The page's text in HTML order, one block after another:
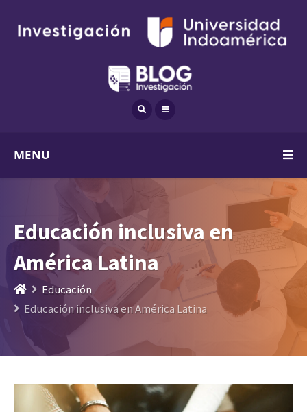
MENU
Educación inclusiva en
América Latina
Educación
Educación inclusiva en América Latina